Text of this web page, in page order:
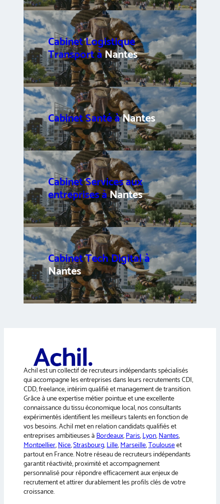
Cabinet Logistique
Transport àNantes
Cabinet Santé àNantes
Cabinet Services aux
entreprises àNantes
Cabinet Tech Digital à
Nantes
Achil est un collectif de recruteurs indépendants spécialisés
qui accompagne les entreprises dans leurs recrutements CDI,
CDD, freelance, intérim qualifié et management de transition.
Grâce à une expertise métier pointue et une excellente
connaissance du tissu économique local, nos consultants
expérimentés identifient les meilleurs talents en fonction de
vos besoins. Achil met en relation candidats qualifiés et
entreprises ambitieuses àBordeaux,Paris,Lyon,Nantes,
Montpellier,Nice,Strasbourg,Lille,Marseille,Toulouseet
partout en France. Notre réseau de recruteurs indépendants
garantit réactivité, proximité et accompagnement
personnalisé pour répondre efficacement aux enjeux de
recrutement et attirer durablement les profils clés de votre
croissance.